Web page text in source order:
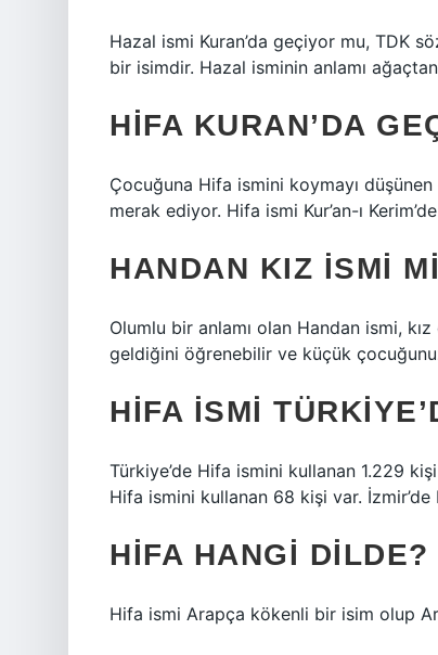
Hazal ismi Kuran’da geçiyor mu, TDK
bir isimdir. Hazal isminin anlamı
HIFA KURAN’DA
Çocuğuna Hifa ismini koymayı düşünen
merak ediyor. Hifa ismi Kur’an-ı
HANDAN KIZ ISMI
Olumlu bir anlamı olan Handan ismi,
geldiğini öğrenebilir ve küçük
HIFA ISMI
Türkiye’de Hifa ismini kullanan 1.229
Hifa ismini kullanan 68 kişi var.
HIFA HANGI DILDE?
Hifa ismi Arapça kökenli bir isim olup